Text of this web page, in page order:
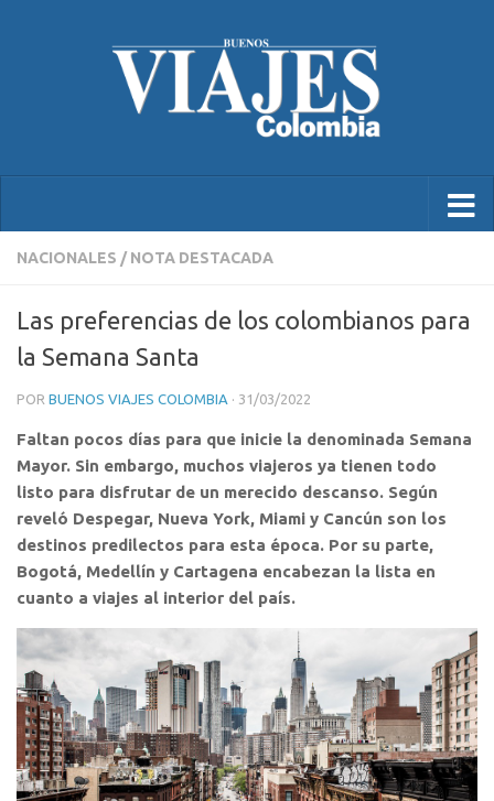
NACIONALES / NOTA DESTACADA
Las preferencias de los colombianos para
la Semana Santa
POR BUENOS VIAJES COLOMBIA · 31/03/2022
Faltan pocos días para que inicie la denominada Semana
Mayor. Sin embargo, muchos viajeros ya tienen todo
listo para disfrutar de un merecido descanso. Según
reveló Despegar, Nueva York, Miami y Cancún son los
destinos predilectos para esta época. Por su parte,
Bogotá, Medellín y Cartagena encabezan la lista en
cuanto a viajes al interior del país.